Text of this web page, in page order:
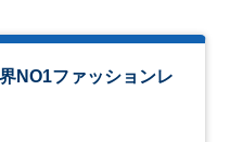
NO1ファッションレ